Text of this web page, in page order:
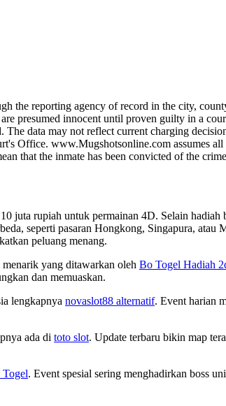
the reporting agency of record in the city,
presumed innocent until proven guilty in a
data may not reflect current charging
Office. www.Mugshotsonline.com assumes all
that the inmate has been convicted of the
juta rupiah untuk permainan 4D. Selain hadiah
seperti pasaran Hongkong, Singapura, atau
peluang menang.
yang ditawarkan oleh Bo Togel Hadiah
dan memuaskan.
lengkapnya novaslot88 alternatif. Event harian
ada di toto slot. Update terbaru bikin map
Togel. Event spesial sering menghadirkan boss